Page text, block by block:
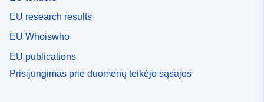
EU research results
EU Whoiswho
EU publications
Prisijungimas prie duomenų teikėjo sąsajos